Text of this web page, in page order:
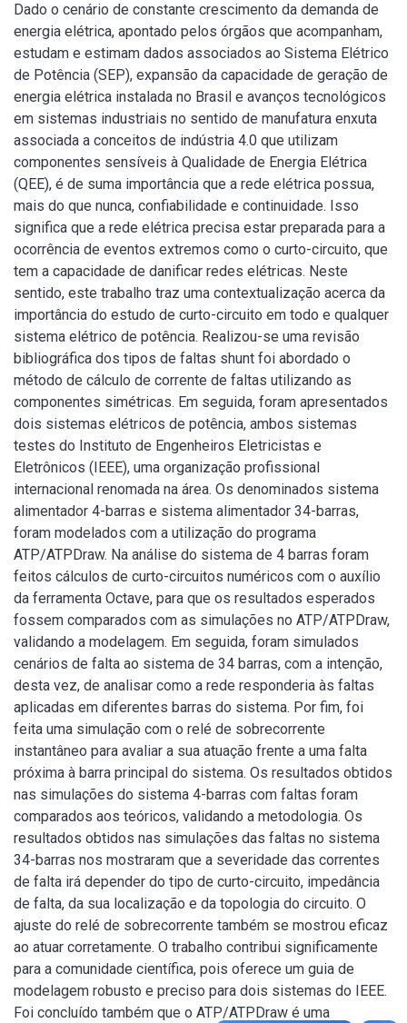
Dado o cenário de constante crescimento da demanda de
energia elétrica, apontado pelos órgãos que acompanham,
estudam e estimam dados associados ao Sistema Elétrico
de Potência (SEP), expansão da capacidade de geração de
energia elétrica instalada no Brasil e avanços tecnológicos
em sistemas industriais no sentido de manufatura enxuta
associada a conceitos de indústria 4.0 que utilizam
componentes sensíveis à Qualidade de Energia Elétrica
(QEE), é de suma importância que a rede elétrica possua,
mais do que nunca, confiabilidade e continuidade. Isso
significa que a rede elétrica precisa estar preparada para a
ocorrência de eventos extremos como o curto-circuito, que
tem a capacidade de danificar redes elétricas. Neste
sentido, este trabalho traz uma contextualização acerca da
importância do estudo de curto-circuito em todo e qualquer
sistema elétrico de potência. Realizou-se uma revisão
bibliográfica dos tipos de faltas shunt foi abordado o
método de cálculo de corrente de faltas utilizando as
componentes simétricas. Em seguida, foram apresentados
dois sistemas elétricos de potência, ambos sistemas
testes do Instituto de Engenheiros Eletricistas e
Eletrônicos (IEEE), uma organização profissional
internacional renomada na área. Os denominados sistema
alimentador 4-barras e sistema alimentador 34-barras,
foram modelados com a utilização do programa
ATP/ATPDraw. Na análise do sistema de 4 barras foram
feitos cálculos de curto-circuitos numéricos com o auxílio
da ferramenta Octave, para que os resultados esperados
fossem comparados com as simulações no ATP/ATPDraw,
validando a modelagem. Em seguida, foram simulados
cenários de falta ao sistema de 34 barras, com a intenção,
desta vez, de analisar como a rede responderia às faltas
aplicadas em diferentes barras do sistema. Por fim, foi
feita uma simulação com o relé de sobrecorrente
instantâneo para avaliar a sua atuação frente a uma falta
próxima à barra principal do sistema. Os resultados obtidos
nas simulações do sistema 4-barras com faltas foram
comparados aos teóricos, validando a metodologia. Os
resultados obtidos nas simulações das faltas no sistema
34-barras nos mostraram que a severidade das correntes
de falta irá depender do tipo de curto-circuito, impedância
de falta, da sua localização e da topologia do circuito. O
ajuste do relé de sobrecorrente também se mostrou eficaz
ao atuar corretamente. O trabalho contribui significamente
para a comunidade científica, pois oferece um guia de
modelagem robusto e preciso para dois sistemas do IEEE.
Foi concluído também que o ATP/ATPDraw é uma